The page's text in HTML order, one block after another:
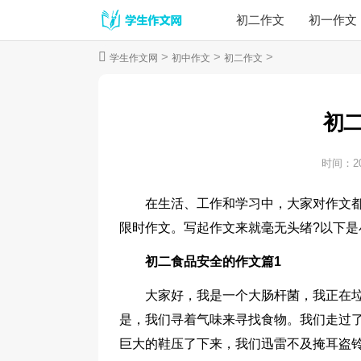
初二作文 初一作文
学生作文网 > 初中作文 > 初二作文 >
初
时间：
在生活、工作和学习中，大家对作文
限时作文。写起作文来就毫无头绪?以下
初二食品安全的作文篇1
大家好，我是一个大肠杆菌，我正在
是，我们寻着气味来寻找食物。我们走过
巨大的鞋压了下来，我们迅雷不及掩耳盗